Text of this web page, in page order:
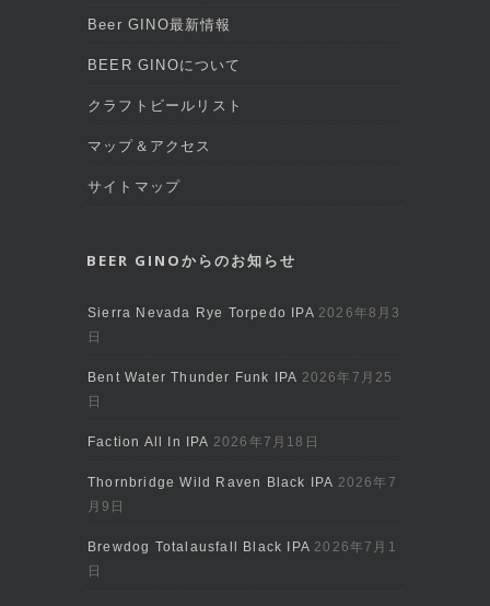
Beer GINO最新情報
BEER GINOについて
クラフトビールリスト
マップ＆アクセス
サイトマップ
BEER GINOからのお知らせ
Sierra Nevada Rye Torpedo IPA 2026年8月3
日
Bent Water Thunder Funk IPA 2026年7月25
日
Faction All In IPA 2026年7月18日
Thornbridge Wild Raven Black IPA 2026年7
月9日
Brewdog Totalausfall Black IPA 2026年7月1
日